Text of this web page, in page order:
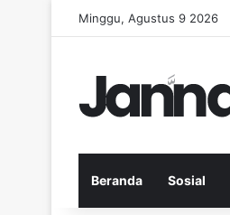
Minggu, Agustus 9 2026
Beranda Sosial